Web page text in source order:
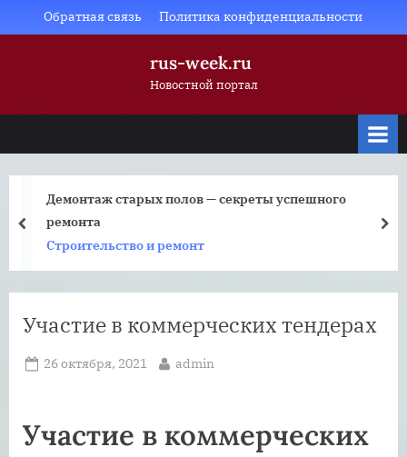
to
Обратная связь Политика конфиденциальности
rus-week.ru
Новостной портал
Демонтаж старых полов — секреты успешного
ремонта
Строительство и ремонт
prev
Участие в коммерческих тендерах
Posted
26 октября, 2021 By
admin
Участие в коммерческих